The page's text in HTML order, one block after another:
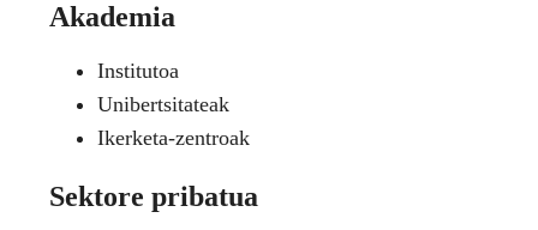
Akademia
Institutoa
Unibertsitateak
Ikerketa-zentroak
Sektore pribatua